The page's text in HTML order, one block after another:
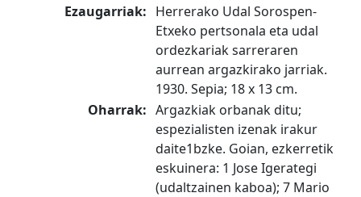
Ezaugarriak: Herrerako Udal Sorospen-
Etxeko pertsonala eta udal
ordezkariak sarreraren
aurrean argazkirako jarriak.
1930. Sepia; 18 x 13 cm.
Oharrak: Argazkiak orbanak ditu;
espezialisten izenak irakur
daite1bzke. Goian, ezkerretik
eskuinera: 1 Jose Igerategi
(udaltzainen kaboa); 7 Mario